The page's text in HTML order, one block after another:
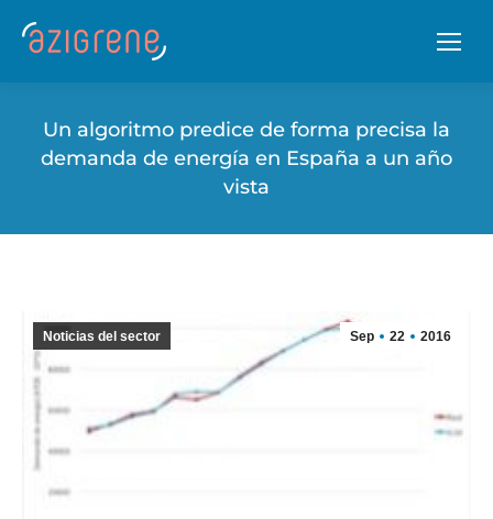
Un algoritmo predice de forma precisa la
demanda de energí­a en España a un año
vista
Sep 22 2016
Noticias del sector